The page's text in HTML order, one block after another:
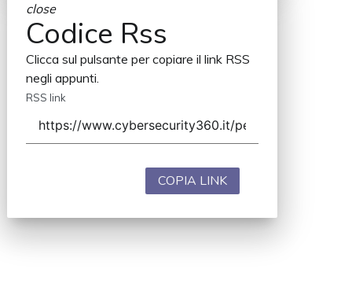
close
Codice Rss
Clicca sul pulsante per copiare il link RSS
negli appunti.
RSS link
COPIA LINK